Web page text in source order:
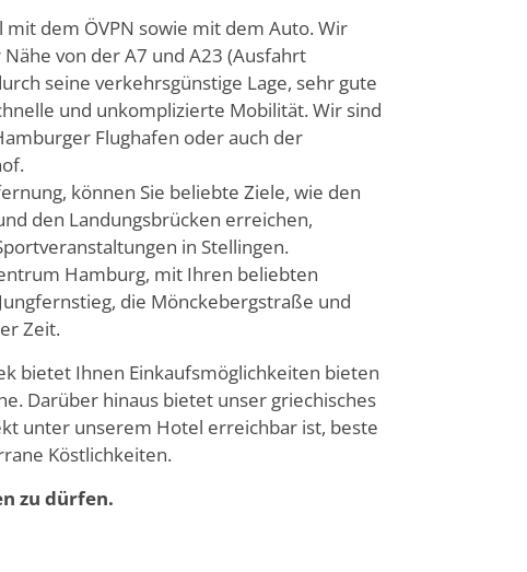
mit dem ÖVPN sowie mit dem Auto. Wir
von der A7 und A23 (Ausfahrt
seine verkehrsgünstige Lage, sehr gute
und unkomplizierte Mobilität. Wir sind
Flughafen oder auch der
können Sie beliebte Ziele, wie den
den Landungsbrücken erreichen,
in Stellingen.
Hamburg, mit Ihren beliebten
die Mönckebergstraße und
Zeit.
bietet Ihnen Einkaufsmöglichkeiten bieten
Darüber hinaus bietet unser griechisches
unter unserem Hotel erreichbar ist, beste
Köstlichkeiten.
zu dürfen.